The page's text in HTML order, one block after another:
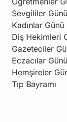
Sevgililer Günü
Kadınlar Günü
Diş Hekimleri
Gazeteciler
Eczacılar Günü
Hemşireler
Tıp Bayramı